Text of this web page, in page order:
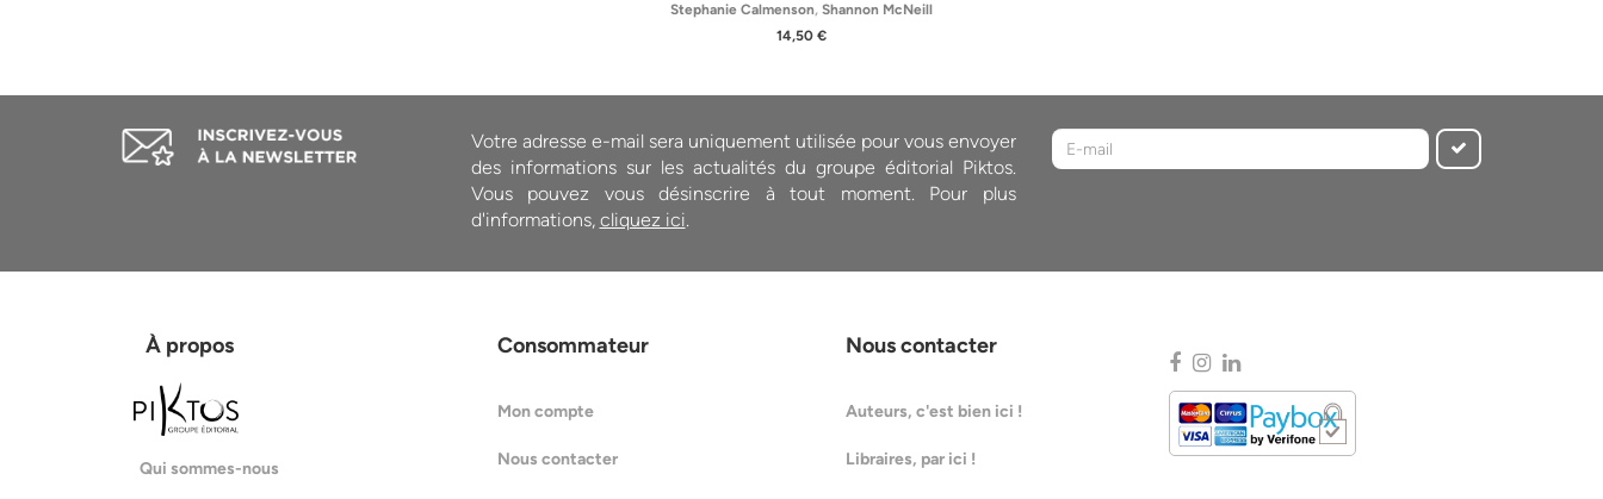
Stephanie Calmenson, Shannon McNeill
14,50 €
Votre adresse e-mail sera uniquement utilisée pour vous envoyer
des informations sur les actualités du groupe éditorial Piktos.
Vous pouvez vous désinscrire à tout moment. Pour plus
d'informations, cliquez ici.
À propos
Qui sommes-nous
Consommateur
Mon compte
Nous contacter
Nous contacter
Auteurs, c'est bien ici !
Libraires, par ici !